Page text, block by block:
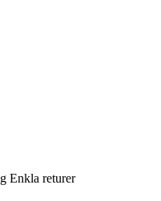
Enkla returer